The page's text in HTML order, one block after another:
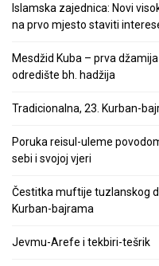
Islamska zajednica: Novi
na prvo mjesto staviti
Mesdžid Kuba – prva
odredište bh. hadžija
Tradicionalna, 23. Kurban-
Poruka reisul-uleme
sebi i svojoj vjeri
Čestitka muftije tuzlanskog
Kurban-bajrama
Jevmu-Arefe i tekbiri-tešrik